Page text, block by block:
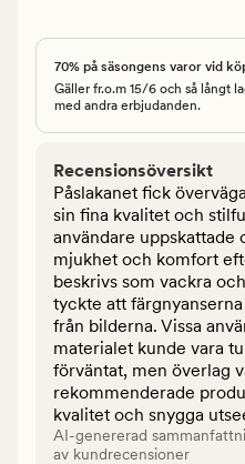
70% på säsongens varor vid
Gäller fr.o.m 15/6 och så långt
med andra erbjudanden.
Recensionsöversikt
Påslakanet fick
sin fina kvalitet och
användare uppskattade
mjukhet och komfort
beskrivs som vackra
tyckte att
från bilderna. Vissa
materialet kunde vara
förväntat, men överlag
rekommenderade
kvalitet och snygga
AI-genererad
av kundrecensioner